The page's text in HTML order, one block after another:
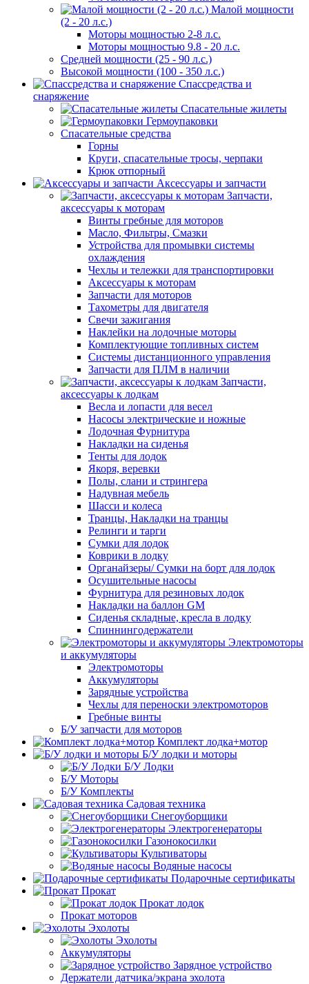
Малой мощности
(2 - 20 л.с.)
Моторы мощностью 2-8 л.с.
Моторы мощностью 9.8 - 20 л.с.
Средней мощности (25 - 90 л.с.)
Высокой мощности (100 - 350 л.с.)
Спассредства и
снаряжение
Спасательные жилеты
Гермоупаковки
Спасательные средства
Горны
Круги, спасательные тросы, черпаки
Крюк отпорный
Аксессуары и запчасти
Запчасти,
аксессуары к моторам
Винты гребные для моторов
Масло, Фильтры, Смазки
Устройства для промывки системы
охлаждения
Чехлы и тележки для транспортировки
Аксессуары к моторам
Запчасти для моторов
Тахометры для двигателя
Свечи зажигания
Наклейки на лодочные моторы
Комплектующие топливных систем
Системы дистанционного управления
Запчасти для ПЛМ в наличии
Запчасти,
аксессуары к лодкам
Весла и лопасти для весел
Насосы электрические и ножные
Лодочная Фурнитура
Накладки на сиденья
Тенты для лодок
Якоря, веревки
Полы, слани и стрингера
Надувная мебель
Шасси и колеса
Транцы, Накладки на транцы
Релинги и тарги
Сумки для лодок
Коврики в лодку
Органайзеры/ Сумки на борт для лодок
Осушительные насосы
Фурнитура для резиновых лодок
Накладки на баллон GM
Сиденья складные, кресла в лодку
Спиннингодержатели
Электромоторы
и аккумуляторы
Электромоторы
Аккумуляторы
Зарядные устройства
Чехлы для переноски электромоторов
Гребные винты
Б/У запчасти для моторов
Комплект лодка+мотор
Б/У лодки и моторы
Б/У Лодки
Б/У Моторы
Б/У Комплекты
Садовая техника
Снегоуборщики
Электрогенераторы
Газонокосилки
Культиваторы
Водяные насосы
Подарочные сертификаты
Прокат
Прокат лодок
Прокат моторов
Эхолоты
Эхолоты
Аккумуляторы
Зарядное устройство
Держатели датчика/экрана эхолота